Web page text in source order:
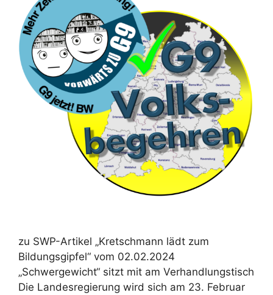
zu SWP-Artikel „Kretschmann lädt zum
Bildungsgipfel“ vom 02.02.2024
„Schwergewicht“ sitzt mit am Verhandlungstisch
Die Landesregierung wird sich am 23. Februar